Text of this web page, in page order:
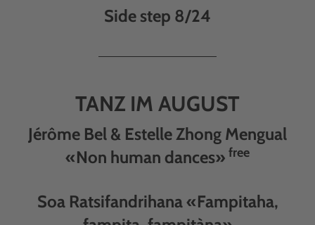
Side step 8/24
TANZ IM AUGUST
Jérôme Bel & Estelle Zhong Mengual
«Non human dances» free
Soa Ratsifandrihana «Fampitaha,